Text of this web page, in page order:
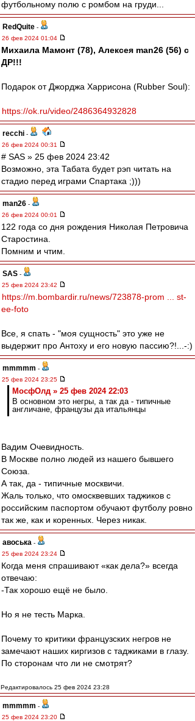
футбольному полю с ромбом на груди...
RedQuite -
26 фев 2024 01:04
Михаила Мамонт (78), Алексея man26 (56) с
ДР!!!
Подарок от Джорджа Харрисона (Rubber Soul):
https://ok.ru/video/2486364932828
recchi -
26 фев 2024 00:31
# SAS » 25 фев 2024 23:42
Возможно, эта Табата будет рэп читать на
стадио перед играми Спартака ;)))
man26 -
26 фев 2024 00:01
122 года со дня рождения Николая Петровича
Старостина.
Помним и чтим.
SAS -
25 фев 2024 23:42
https://m.bombardir.ru/news/723878-prom ... st-
ee-foto
Все, я спать - "моя сущность" это уже не
выдержит про Антоху и его новую пассию?!...-:)
mmmmm -
25 фев 2024 23:25
МосфОлд » 25 фев 2024 22:03
В основном это негры, а так да - типичные
англичане, французы да итальянцы
Вадим Очевидность.
В Москве полно людей из нашего бывшего
Союза.
А так, да - типичные москвичи.
Жаль только, что омосквевших таджиков с
российским паспортом обучают футболу ровно
так же, как и коренных. Через никак.
авоська -
25 фев 2024 23:24
Когда меня спрашивают «как дела?» всегда
отвечаю:
-Так хорошо ещё не было.
Но я не тесть Марка.
Почему то критики французских негров не
замечают наших киргизов с таджиками в глазу.
По сторонам что ли не смотрят?
Редактировалось 25 фев 2024 23:28
mmmmm -
25 фев 2024 23:20